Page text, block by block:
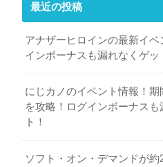
最近の投稿
アナザーヒロインの最新イ
インボーナスも漏れなくゲッ
にじカノのイベント情報！
を攻略！ログインボーナスも
ト！
ソフト・オン・デマンドが約